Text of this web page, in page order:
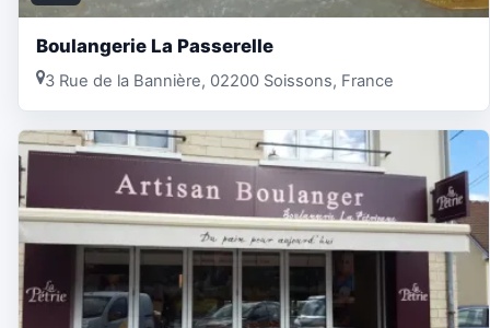
Boulangerie La Passerelle
3 Rue de la Bannière, 02200 Soissons, France